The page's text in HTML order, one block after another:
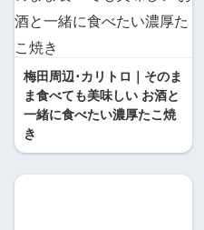
梅田周辺･カリトロ｜そのま
ま食べても美味しい お酒と
一緒に食べたい濃厚たこ焼
き